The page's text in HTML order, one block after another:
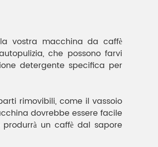
vostra macchina da caffè
che possono farvi
detergente specifica per
rimovibili, come il vassoio
dovrebbe essere facile
un caffè dal sapore